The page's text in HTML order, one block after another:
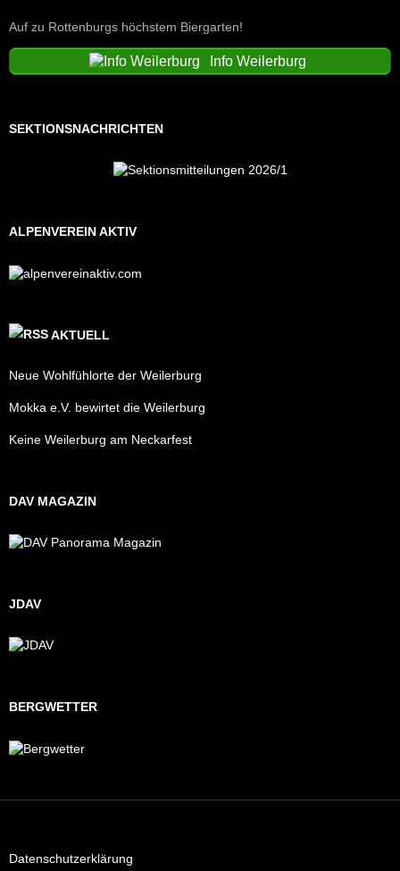
Auf zu Rottenburgs höchstem Biergarten!
Info Weilerburg
SEKTIONSNACHRICHTEN
ALPENVEREIN AKTIV
AKTUELL
Neue Wohlfühlorte der Weilerburg
Mokka e.V. bewirtet die Weilerburg
Keine Weilerburg am Neckarfest
DAV MAGAZIN
JDAV
BERGWETTER
Datenschutzerklärung